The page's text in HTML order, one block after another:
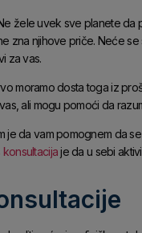
žele uvek sve planete
zna njihove priče. Neće
za vas.
moramo dosta toga iz
ali mogu pomoći da
je da vam pomognem da
je da u sebi